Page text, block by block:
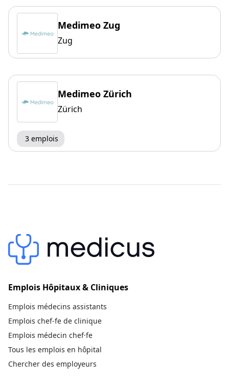
Medimeo Zug
Zug
Medimeo Zürich
Zürich
3 emplois
Emplois Hôpitaux & Cliniques
Emplois médecins assistants
Emplois chef-fe de clinique
Emplois médecin chef·fe
Tous les emplois en hôpital
Chercher des employeurs